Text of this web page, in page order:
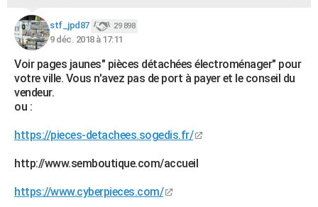
stf_jpd87 29 898
9 déc. 2018 à 17:11
Voir pages jaunes" pièces détachées électroménager" pour
votre ville. Vous n'avez pas de port à payer et le conseil du
vendeur.
ou :
https://pieces-detachees.sogedis.fr/
http://www.semboutique.com/accueil
https://www.cyberpieces.com/